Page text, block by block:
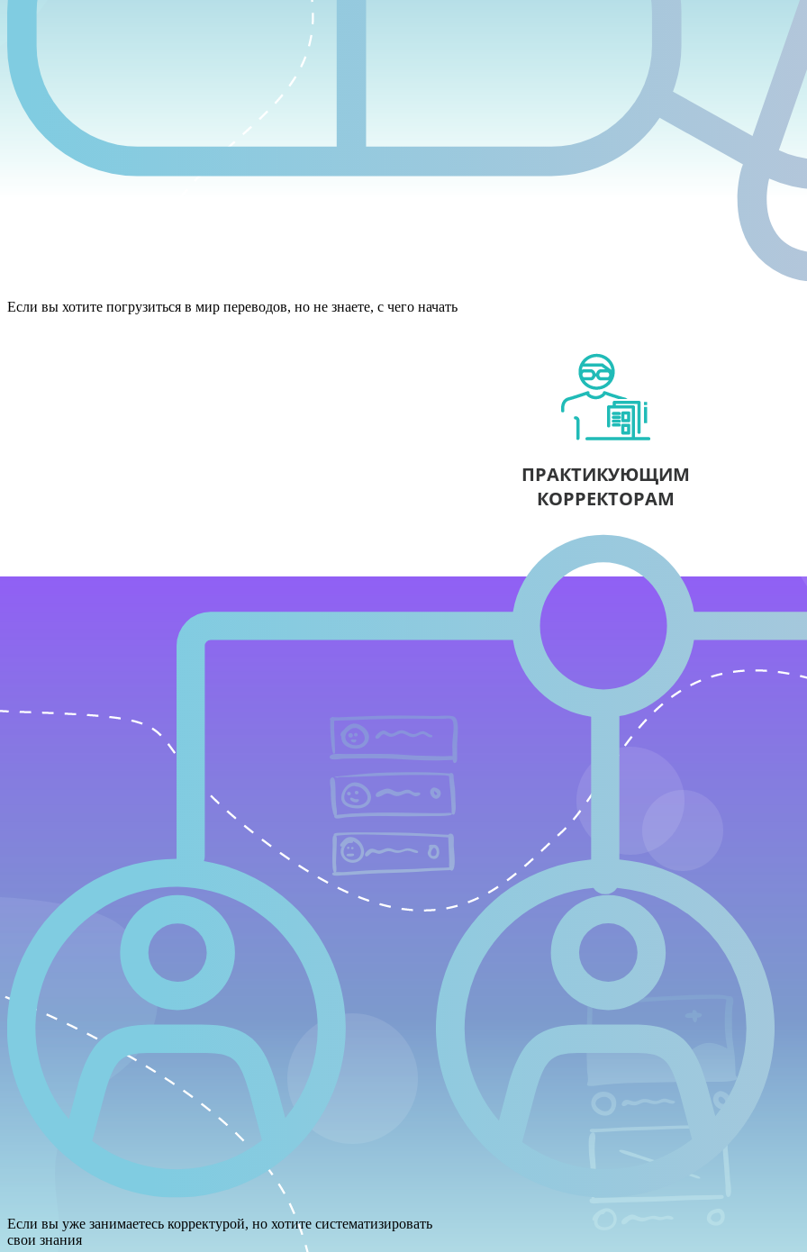
Если вы хотите погрузиться в мир переводов, но не знаете, с чего начать
ПРАКТИКУЮЩИМ
КОРРЕКТОРАМ
Если вы уже занимаетесь корректурой, но хотите систематизировать
свои знания